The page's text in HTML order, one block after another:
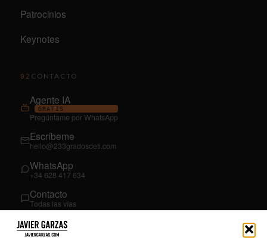
Patrocinios
Keynotes
02 CONTACTO
Agente IA
GRATIS
Pregúntame por WhatsApp
Escríbeme
hello@233gradosdeti.com
WhatsApp
+34 628 417 634
Contacto
Todas las vías
03SÍGUEME